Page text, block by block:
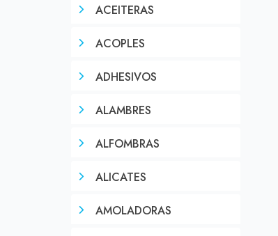
ACEITERAS
ACOPLES
ADHESIVOS
ALAMBRES
ALFOMBRAS
ALICATES
AMOLADORAS